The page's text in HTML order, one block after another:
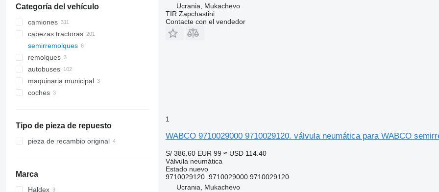
Categoría del vehículo
camiones
cabezas tractoras
semirremolques
remolques
autobuses
maquinaria municipal
vehículos municipales
coches
Tipo de pieza de repuesto
pieza de recambio original
Marca
Haldex
Ucrania, Mukachevo
TIR Zapchastini
Contacte con el vendedor
1
WABCO 9710029000 9710029120. válvula neumática para WABCO
S/ 386.60 EUR 99 ≈ USD 114.40
Válvula neumática
Estadonuevo
9710029120. 9710029000 9710029120
Ucrania, Mukachevo